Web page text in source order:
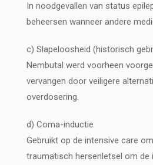
In noodgevallen van status
beheersen wanneer andere
c) Slapeloosheid (historisch
Nembutal werd voorheen
vervangen door veiligere
overdosering.
d) Coma-inductie
Gebruikt op de intensive care
traumatisch hersenletsel om de